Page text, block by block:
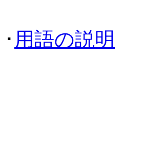
･ 用語の説明